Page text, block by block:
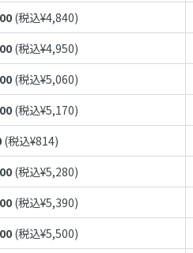
(税込¥4,840)
(税込¥4,950)
(税込¥5,060)
(税込¥5,170)
(税込¥814)
(税込¥5,280)
(税込¥5,390)
(税込¥5,500)